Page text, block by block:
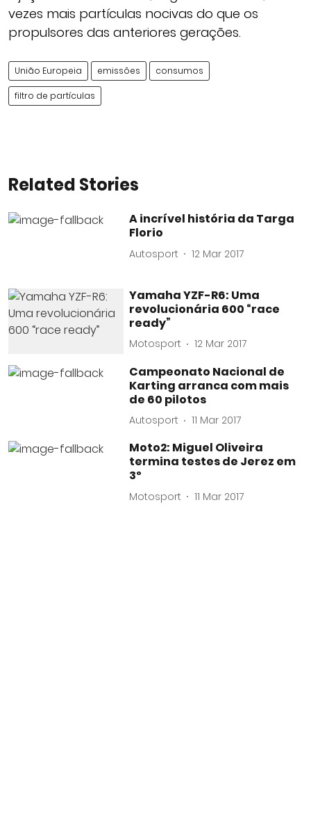
vezes mais partículas nocivas do que os
propulsores das anteriores gerações.
União Europeia emissões consumos
filtro de partículas
Related Stories
A incrível história da Targa
Florio
Autosport 12 Mar 2017
Yamaha YZF-R6: Uma
revolucionária 600 “race
ready”
Motosport 12 Mar 2017
Campeonato Nacional de
Karting arranca com mais
de 60 pilotos
Autosport 11 Mar 2017
Moto2: Miguel Oliveira
termina testes de Jerez em
3º
Motosport 11 Mar 2017